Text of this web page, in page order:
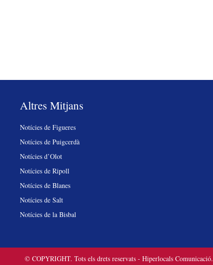
Altres Mitjans
Notícies de Figueres
Notícies de Puigcerdà
Notícies d’Olot
Notícies de Ripoll
Notícies de Blanes
Notícies de Salt
Notícies de la Bisbal
© COPYRIGHT. Tots els drets reservats - Hiperlocals Comunicació.